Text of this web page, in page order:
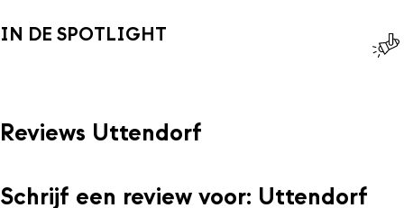
IN DE SPOTLIGHT
Reviews Uttendorf
Schrijf een review voor: Uttendorf